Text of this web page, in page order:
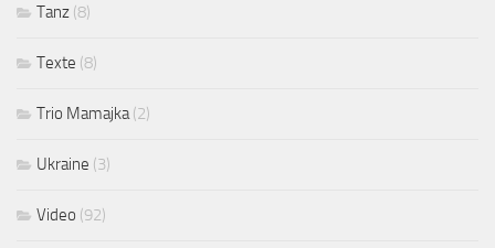
Tanz (8)
Texte (8)
Trio Mamajka(2)
Ukraine (3)
Video (92)